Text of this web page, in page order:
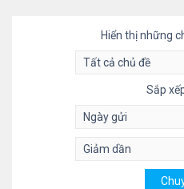
Hiển thị những
Sắp